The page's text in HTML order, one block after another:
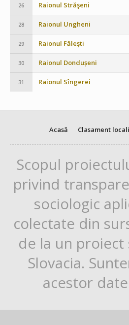
26 Raionul Străşeni
28 Raionul Ungheni
29 Raionul Făleşti
30 Raionul Dondușeni
31 Raionul Sîngerei
Acasă Clasament
Scopul
privind
sociologic
colectate din
de la un
Slovacia.
acestor